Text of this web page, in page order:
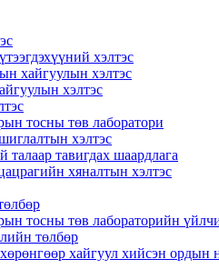
хэлтэс
хайгуулын хэлтэс
хэлтэс
тосны төв лаборатори
хэлтэс
тавигдах шаардлага
хяналтын хэлтэс
тосны төв лабораторийн
төлбөр
хайгуул хийсэн ордын